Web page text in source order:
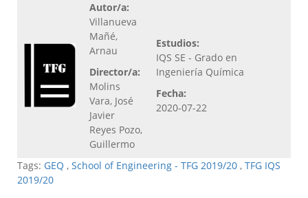
Autor/a:
Villanueva
Mañé,
Arnau
Director/a:
Molins
Vara, José
Javier
Reyes Pozo,
Guillermo
Estudios:
IQS SE - Grado en
Ingeniería Química
Fecha:
2020-07-22
Tags: GEQ , School of Engineering - TFG 2019/20 , TFG IQS
2019/20